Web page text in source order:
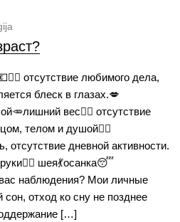
отсутствие любимого дела,
блеск в глазах.💋
вес🧖‍♀️ отсутствие
телом и душой🏃‍♀️
отсутствие дневной активности.
шея💃осанка😴
наблюдения? Мои личные
отход ко сну не позднее
[…]